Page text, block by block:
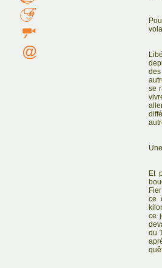
se
Et
ce
ce
du